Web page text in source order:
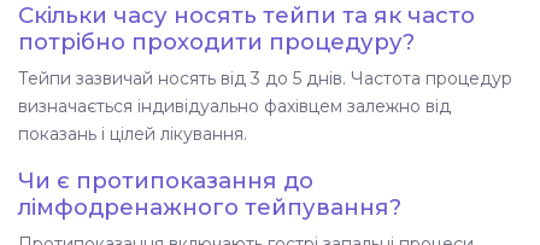
Скільки часу носять тейпи та як часто
потрібно проходити процедуру?
Тейпи зазвичай носять від 3 до 5 днів. Частота процедур
визначається індивідуально фахівцем залежно від
показань і цілей лікування.
Чи є протипоказання до
лімфодренажного тейпування?